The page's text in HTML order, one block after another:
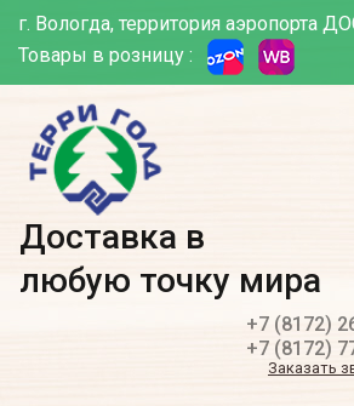
г. Вологда, территория аэропорта
Товары в розницу :
Доставка в
любую точку мира
+7 (8172)
+7 (8172)
Заказать